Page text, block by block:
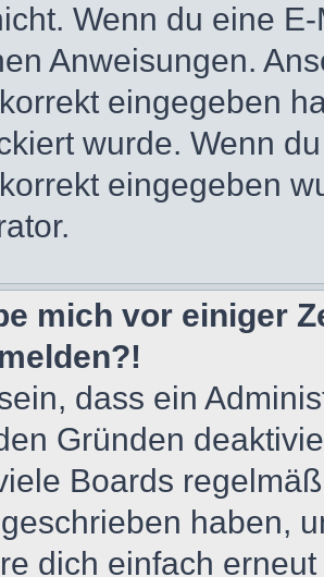
Wenn du eine
Anweisungen.
eingegeben
wurde. Wenn
eingegeben
mich vor einiger
dass ein
Gründen
Boards
haben,
dich einfach